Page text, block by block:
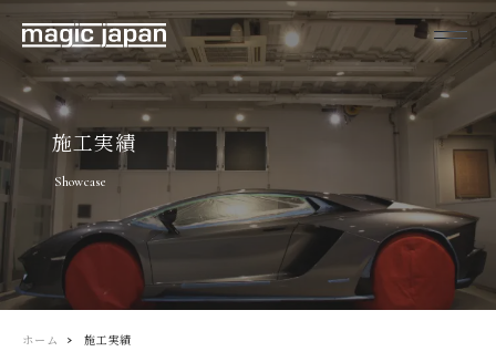
施工実績
Showcase
ホーム 施工実績